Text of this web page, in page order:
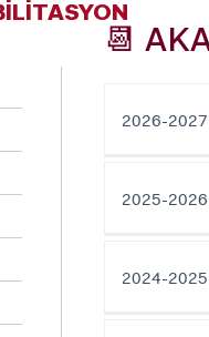
📆
2026-2027
2025-2026
2024-2025